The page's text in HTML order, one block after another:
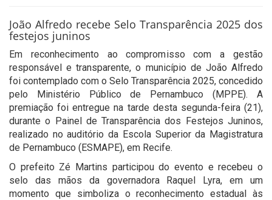
João Alfredo recebe Selo Transparência 2025 dos
festejos juninos
Em reconhecimento ao compromisso com a gestão
responsável e transparente, o município de João Alfredo
foi contemplado com o Selo Transparência 2025, concedido
pelo Ministério Público de Pernambuco (MPPE). A
premiação foi entregue na tarde desta segunda-feira (21),
durante o Painel de Transparência dos Festejos Juninos,
realizado no auditório da Escola Superior da Magistratura
de Pernambuco (ESMAPE), em Recife.
O prefeito Zé Martins participou do evento e recebeu o
selo das mãos da governadora Raquel Lyra, em um
momento que simboliza o reconhecimento estadual às